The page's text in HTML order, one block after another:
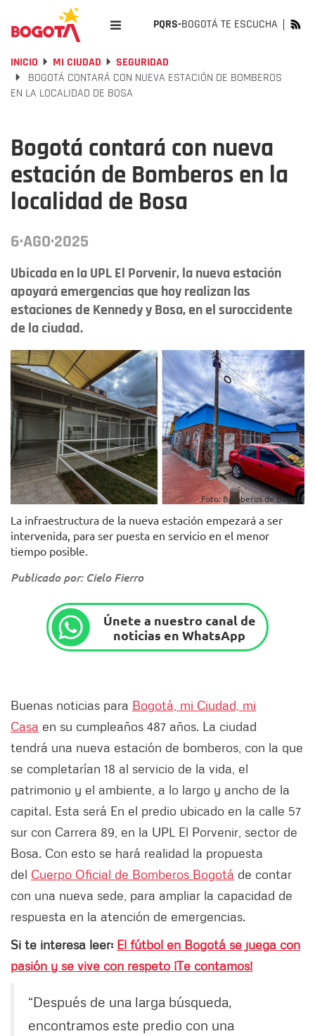
PQRS-BOGOTÁ TE ESCUCHA
INICIO MI CIUDAD
SEGURIDAD
BOGOTÁ CONTARÁ CON NUEVA ESTACIÓN DE BOMBEROS
EN LA LOCALIDAD DE BOSA
Bogotá contará con nueva
estación de Bomberos en la
localidad de Bosa
6·AGO·2025
Ubicada en la UPL El Porvenir, la nueva estación
apoyará emergencias que hoy realizan las
estaciones de Kennedy y Bosa, en el suroccidente
de la ciudad.
Foto: Bomberos de Bogotá
La infraestructura de la nueva estación empezará a ser
intervenida, para ser puesta en servicio en el menor
tiempo posible.
Publicado por: Cielo Fierro
Únete a nuestro canal de
noticias en WhatsApp
Buenas noticias para Bogotá, mi Ciudad, mi
Casa en su cumpleaños 487 años. La ciudad
tendrá una nueva estación de bomberos, con la que
se completarían 18 al servicio de la vida, el
patrimonio y el ambiente, a lo largo y ancho de la
capital. Esta será En el predio ubicado en la calle 57
sur con Carrera 89, en la UPL El Porvenir, sector de
Bosa. Con esto se hará realidad la propuesta
del Cuerpo Oficial de Bomberos Bogotá de contar
con una nueva sede, para ampliar la capacidad de
respuesta en la atención de emergencias.
Si te interesa leer: El fútbol en Bogotá se juega con
pasión y se vive con respeto ¡Te contamos!
“Después de una larga búsqueda,
encontramos este predio con una